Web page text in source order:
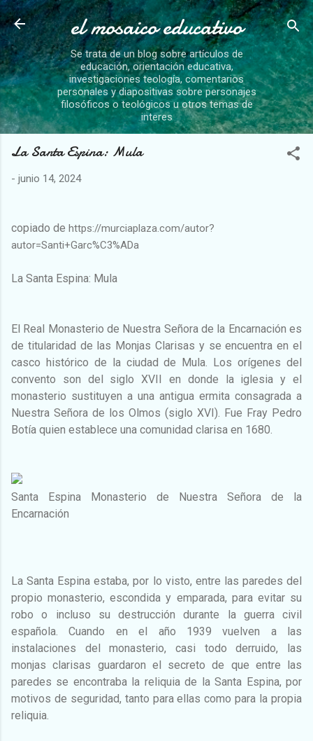
Ir al contenido principal
el mosaico educativo
Se trata de un blog sobre artículos de
educación, orientación educativa,
investigaciones teología, comentarios
personales y diapositivas sobre personajes
filosóficos o teológicos u otros temas de
interes
La Santa Espina: Mula
- junio 14, 2024
copiado de https://murciaplaza.com/autor?
autor=Santi+Garc%C3%ADa
La Santa Espina: Mula
El Real Monasterio de Nuestra Señora de la Encarnación es
de titularidad de las Monjas Clarisas y se encuentra en el
casco histórico de la ciudad de Mula. Los orígenes del
convento son del siglo XVII en donde la iglesia y el
monasterio sustituyen a una antigua ermita consagrada a
Nuestra Señora de los Olmos (siglo XVI). Fue Fray Pedro
Botía quien establece una comunidad clarisa en 1680.
Santa Espina Monasterio de Nuestra Señora de la
Encarnación
La Santa Espina estaba, por lo visto, entre las paredes del
propio monasterio, escondida y emparada, para evitar su
robo o incluso su destrucción durante la guerra civil
española. Cuando en el año 1939 vuelven a las
instalaciones del monasterio, casi todo derruido, las
monjas clarisas guardaron el secreto de que entre las
paredes se encontraba la reliquia de la Santa Espina, por
motivos de seguridad, tanto para ellas como para la propia
reliquia.